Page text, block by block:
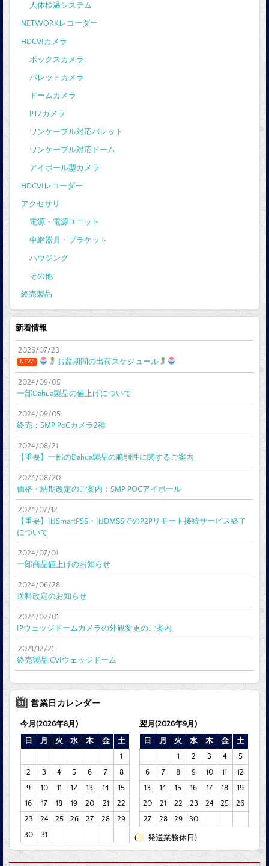
人体検温システム
NETWORKレコーダー
HDCVIカメラ
ボックスカメラ
バレットカメラ
ドームカメラ
PTZカメラ
ワンケーブル対応バレット
ワンケーブル対応ドーム
アイボール型カメラ
HDCVIレコーダー
アクセサリ
電源・電源ユニット
中継器具・ブラケット
ハウジング
その他
終売製品
新着情報
2026/07/23
NEW! お盆期間の出荷スケジュール
2024/09/05
一部Dahua製品の値上げについて
2024/09/05
終売：5MP PoCカメラ2種
2024/08/21
【重要】一部のDahua製品の脆弱性に関するご案内
2024/08/20
価格・納期改定のご案内：5MP POCアイボール
2024/07/12
【重要】旧SmartPSS・旧DMSSでのP2Pリモート接続サービス終了
について
2024/07/01
一部商品値上げのお知らせ
2024/06/28
送料改定のお知らせ
2024/02/01
IPウェッジドームカメラの外観変更のご案内
2021/12/21
終売製品:CVIウェッジドーム
営業日カレンダー
今月(2026年8月)
日
月 火 水 木 金
土
1
2
3 4 5 6 7
8
9
10 11 12 13 14
15
16
17 18 19 20 21
22
23
24 25 26 27 28
29
30
31
翌月(2026年9月)
日
月 火 水 木 金
土
1
2 3 4
5
6
7 8 9 10 11
12
13
14 15 16 17 18
19
20
21 22 23 24 25
26
27
28 29 30
( 発送業務休日)